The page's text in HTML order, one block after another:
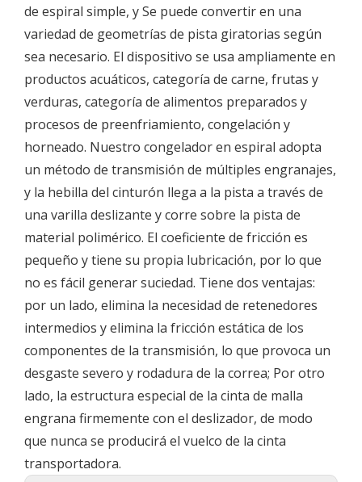
de espiral simple, y Se puede convertir en una
variedad de geometrías de pista giratorias según
sea necesario. El dispositivo se usa ampliamente en
productos acuáticos, categoría de carne, frutas y
verduras, categoría de alimentos preparados y
procesos de preenfriamiento, congelación y
horneado. Nuestro congelador en espiral adopta
un método de transmisión de múltiples engranajes,
y la hebilla del cinturón llega a la pista a través de
una varilla deslizante y corre sobre la pista de
material polimérico. El coeficiente de fricción es
pequeño y tiene su propia lubricación, por lo que
no es fácil generar suciedad. Tiene dos ventajas:
por un lado, elimina la necesidad de retenedores
intermedios y elimina la fricción estática de los
componentes de la transmisión, lo que provoca un
desgaste severo y rodadura de la correa; Por otro
lado, la estructura especial de la cinta de malla
engrana firmemente con el deslizador, de modo
que nunca se producirá el vuelco de la cinta
transportadora.